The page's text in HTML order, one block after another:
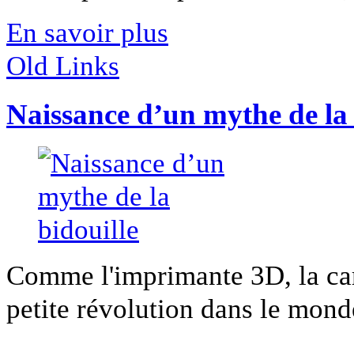
En savoir plus
Old Links
Naissance d’un mythe de
Comme l'imprimante 3D, la
petite révolution dans le